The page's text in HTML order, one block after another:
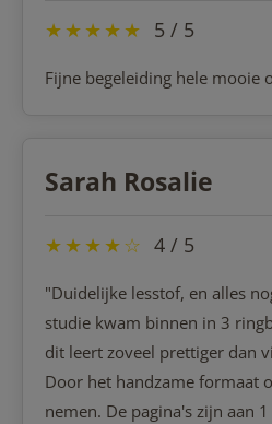
★★★★★ 5 / 5
Fijne begeleiding hele mooie
Sarah Rosalie
★★★★☆ 4 / 5
"Duidelijke lesstof, en alles
studie kwam binnen in 3
dit leert zoveel prettiger dan
Door het handzame formaat
nemen. De pagina's zijn aan